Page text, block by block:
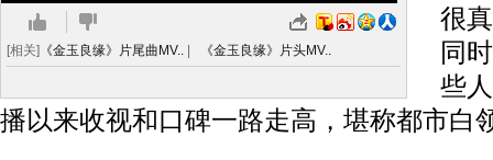
[相关] 《金玉良缘》片尾曲MV.. 《金玉良缘》片头MV..
很
同
些
播以来收视和口碑一路走高，堪称都市白